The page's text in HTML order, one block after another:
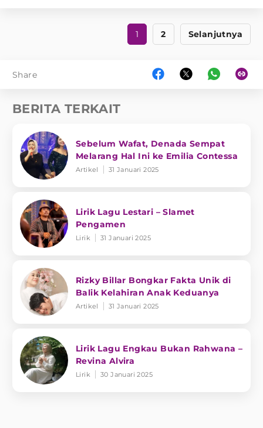
1 2 Selanjutnya
Share
BERITA TERKAIT
Sebelum Wafat, Denada Sempat
Melarang Hal Ini ke Emilia Contessa
Artikel 31 Januari 2025
Lirik Lagu Lestari – Slamet
Pengamen
Lirik 31 Januari 2025
Rizky Billar Bongkar Fakta Unik di
Balik Kelahiran Anak Keduanya
Artikel 31 Januari 2025
Lirik Lagu Engkau Bukan Rahwana –
Revina Alvira
Lirik 30 Januari 2025